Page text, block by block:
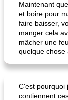
Maintenant
et boire pour
faire baisser,
manger cela
mâcher une
quelque chose
C'est pourquoi
contiennent